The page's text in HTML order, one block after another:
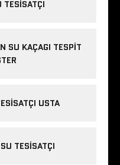
TESISATÇI
SU KAÇAGI TESPIT
USTA
TESISATÇI